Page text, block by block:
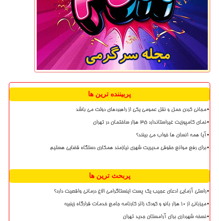
پربیننده ترین ها
مجانی کردن حمل و نقل عمومی یکی از راهبردهای دولت می باشد
نمای کامپوزیت غیراستاندارد ۳۵ هزار ساختمان در تهران
آیا همه انسان ها خواب می بینند؟
برای رفع موانع حقوقی مدیریت شهری نیازمند همکاری دستگاه قضایی هستیم
پربحث ترین ها
راستی آزمایی ادعای عجیب یک پست اینستاگرامی الاغ درمانی واقعیت دارد؟
میزبانی از ۱۰ هزار بانو و کودک زائر کارنامه جامع خدمات قرارگاه زینبیه
نسخه شهرداری برای آرامستان جدید تهران